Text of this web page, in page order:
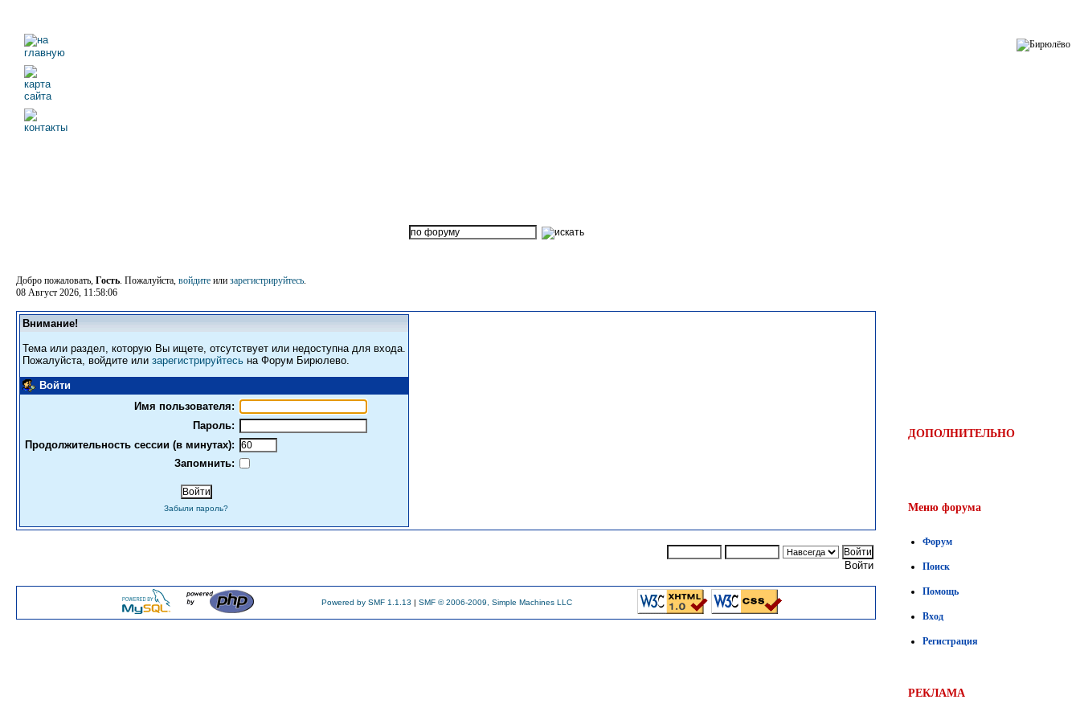
Добро пожаловать, Гость. Пожалуйста, войдите или зарегистрируйтесь.
08 Август 2026, 11:58:06
Внимание!
Тема или раздел, которую Вы ищете, отсутствует или недоступна для входа.
Пожалуйста, войдите или зарегистрируйтесь на Форум Бирюлево.
Войти
Имя пользователя:
Пароль:
Продолжительность сессии (в минутах):
Запомнить:
Забыли пароль?
Войти
Powered by SMF 1.1.13 | SMF © 2006-2009, Simple Machines LLC
ДОПОЛНИТЕЛЬНО
Меню форума
Форум
Поиск
Помощь
Вход
Регистрация
РЕКЛАМА